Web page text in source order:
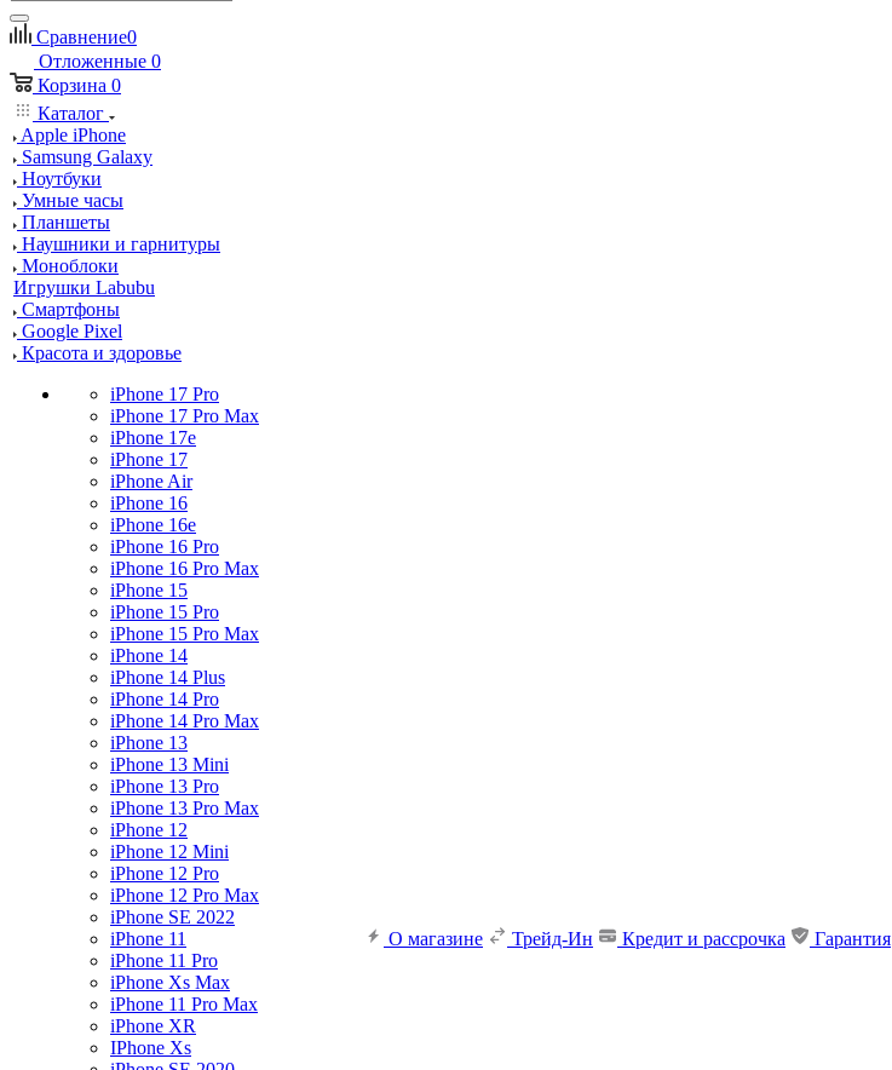
Сравнение0
Отложенные 0
Корзина 0
Каталог
Apple iPhone
Samsung Galaxy
Ноутбуки
Умные часы
Планшеты
Наушники и гарнитуры
Моноблоки
Игрушки Labubu
Смартфоны
Google Pixel
Красота и здоровье
iPhone 17 Pro
iPhone 17 Pro Max
iPhone 17e
iPhone 17
iPhone Air
iPhone 16
iPhone 16e
iPhone 16 Pro
iPhone 16 Pro Max
iPhone 15
iPhone 15 Pro
iPhone 15 Pro Max
iPhone 14
iPhone 14 Plus
iPhone 14 Pro
iPhone 14 Pro Max
iPhone 13
iPhone 13 Mini
iPhone 13 Pro
iPhone 13 Pro Max
iPhone 12
iPhone 12 Mini
iPhone 12 Pro
iPhone 12 Pro Max
iPhone SE 2022
iPhone 11
iPhone 11 Pro
iPhone Xs Max
iPhone 11 Pro Max
iPhone XR
IPhone Xs
О магазине Трейд-Ин Кредит и рассрочка Гарантия